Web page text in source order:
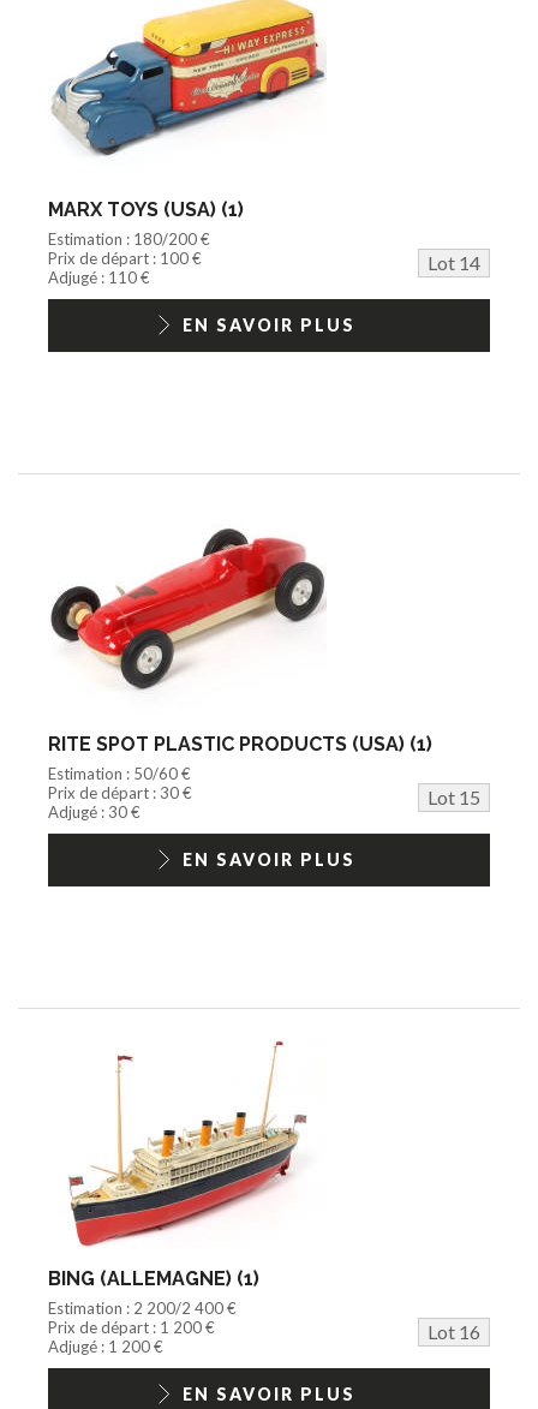
MARX TOYS (USA) (1)
Estimation : 180/200 €
Prix de départ : 100 €
Lot 14
Adjugé : 110 €
EN SAVOIR PLUS
RITE SPOT PLASTIC PRODUCTS (USA) (1)
Estimation : 50/60 €
Prix de départ : 30 €
Lot 15
Adjugé : 30 €
EN SAVOIR PLUS
BING (ALLEMAGNE) (1)
Estimation : 2 200/2 400 €
Prix de départ : 1 200 €
Lot 16
Adjugé : 1 200 €
EN SAVOIR PLUS